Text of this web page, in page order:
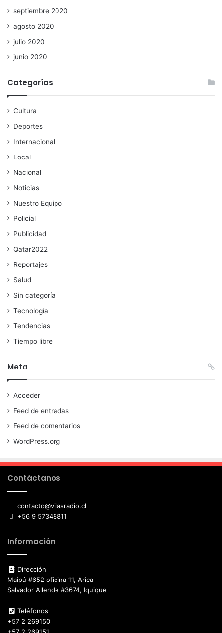
septiembre 2020
agosto 2020
julio 2020
junio 2020
Categorías
Cultura
Deportes
Internacional
Local
Nacional
Noticias
Nuestro Equipo
Policial
Publicidad
Qatar2022
Reportajes
Salud
Sin categoría
Tecnología
Tendencias
Tiempo libre
Meta
Acceder
Feed de entradas
Feed de comentarios
WordPress.org
Contáctanos
contacto@vilasradio.cl
+56 9 57348811
Información
Dirección
Maipú #652 oficina 11, Arica
Salvador Allende #3674, Iquique
Teléfonos
+57 2 269150
+57 2 269151